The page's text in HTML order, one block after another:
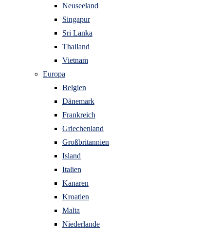
Neuseeland
Singapur
Sri Lanka
Thailand
Vietnam
Europa
Belgien
Dänemark
Frankreich
Griechenland
Großbritannien
Island
Italien
Kanaren
Kroatien
Malta
Niederlande